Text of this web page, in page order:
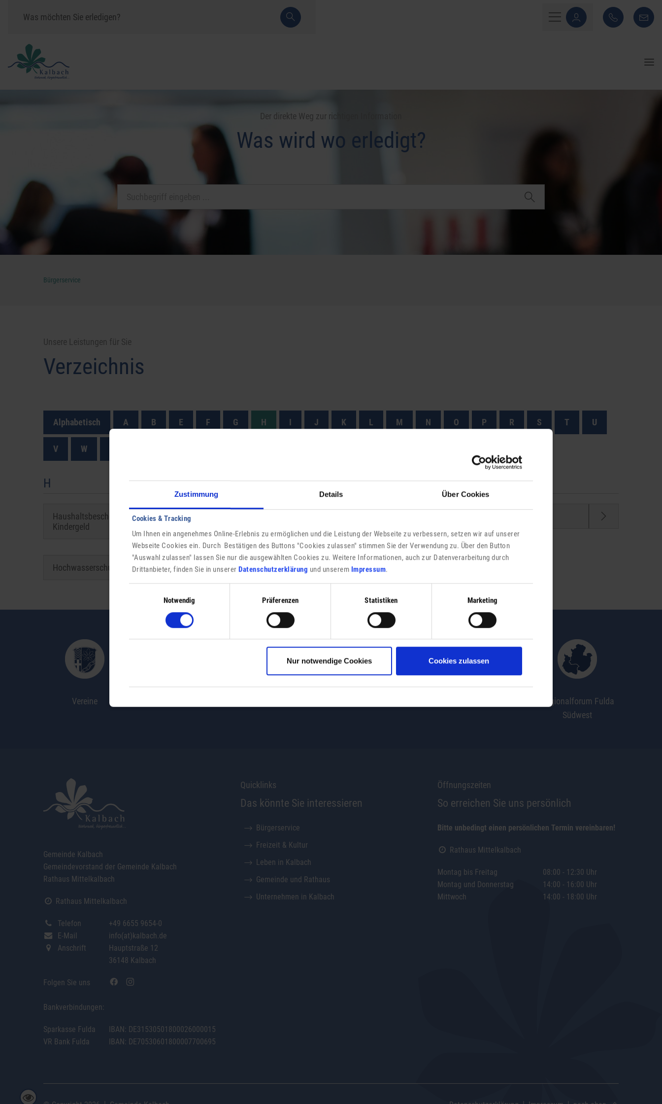
Zustimmung Details Über Cookies
Cookies & Tracking
Um Ihnen ein angenehmes Online-Erlebnis zu ermöglichen und die Leistung der Webseite zu verbessern, setzen wir auf unserer
Webseite Cookies ein. Durch Bestätigen des Buttons "Cookies zulassen" stimmen Sie der Verwendung zu. Über den Button
"Auswahl zulassen" lassen Sie nur die ausgewählten Cookies zu. Weitere Informationen, auch zur Datenverarbeitung durch
Drittanbieter, finden Sie in unserer Datenschutzerklärung und unserem Impressum.
Notwendig
Präferenzen Statistiken Marketing
Nur notwendige Cookies Cookies zulassen
Der direkte Weg zur richtigen Information
Was wird wo erledigt?
Bürgerservice
Unsere Leistungen für Sie
Verzeichnis
Alphabetisch A B E F G H I J K L M N O P R S T U
V W
H
Haushaltsbescheinigung für
Kindergeld
Hochwasserschutz Hundesteuer
Vereine
Regionalforum Fulda
Südwest
Gemeinde Kalbach
Gemeindevorstand der Gemeinde Kalbach
Rathaus Mittelkalbach
Rathaus Mittelkalbach
Telefon
+49 6655 9654-0
E-Mail
info(at)kalbach.de
Anschrift
Hauptstraße 12
36148 Kalbach
Folgen Sie uns
Bankverbindungen:
Sparkasse Fulda
VR Bank Fulda
IBAN: DE31530501800026000015
IBAN: DE70530601800007700695
Quicklinks
Das könnte Sie interessieren
Bürgerservice
Freizeit & Kultur
Leben in Kalbach
Gemeinde und Rathaus
Unternehmen in Kalbach
Öffnungszeiten
So erreichen Sie uns persönlich
Bitte unbedingt einen persönlichen Termin vereinbaren!
Rathaus Mittelkalbach
Montag bis Freitag
08:00 - 12:30 Uhr
Montag und Donnerstag
14:00 - 16:00 Uhr
Mittwoch
14:00 - 18:00 Uhr